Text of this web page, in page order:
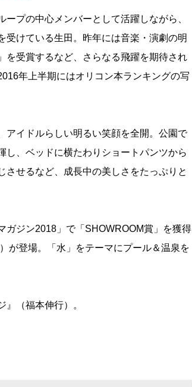
プの中心メンバーとして活躍しながら、
受けている生田。昨年には音楽・演劇の明
受賞するなど、さらなる飛躍を期待され
年上半期にはオリコン本ランキングの写
イドルらしい明るい笑顔を全開。公園で
、ベッドに横たわりショートパンツから
せるなど、成長中の美しさをたっぷりと
ジン2018」で「SHOWROOM賞」を獲得
が登場。「水」をテーマにプール＆温泉を
（福本伸行）。